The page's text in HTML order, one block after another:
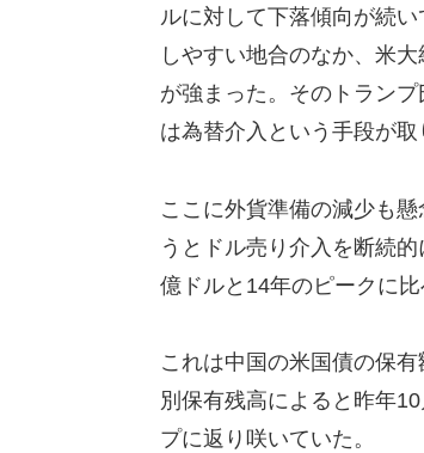
ルに対して下落傾向が続
しやすい地合のなか、米
が強まった。そのトラン
は為替介入という手段が取
ここに外貨準備の減少も
うとドル売り介入を断続
億ドルと14年のピークに
これは中国の米国債の保
別保有残高によると昨年
プに返り咲いていた。